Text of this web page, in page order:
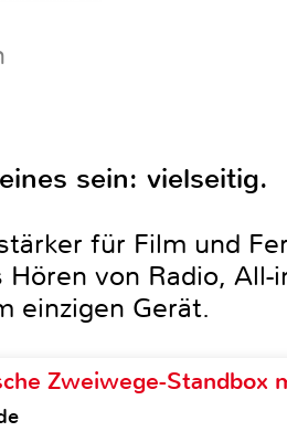
sein: vielseitig.
für Film und
von Radio,
einzigen Gerät.
Zweiwege-Standbox